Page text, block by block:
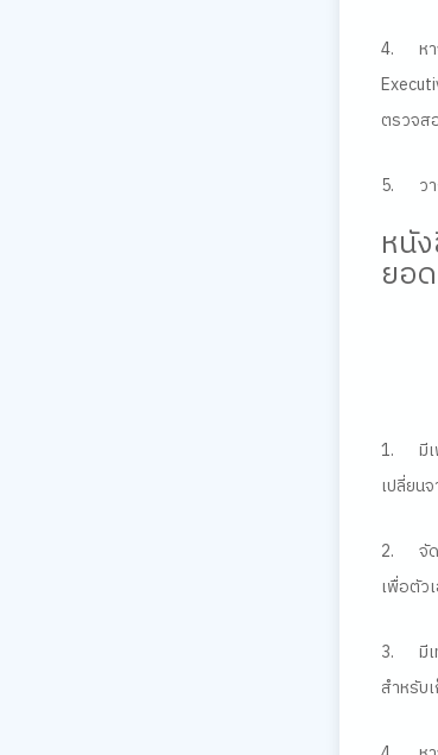
4. ห
ตรวจส
5. ว
หนั
ยอ
1. มี
เปลี่ยน
2. จั
เพื่อตัว
3. มี
สำหรับ